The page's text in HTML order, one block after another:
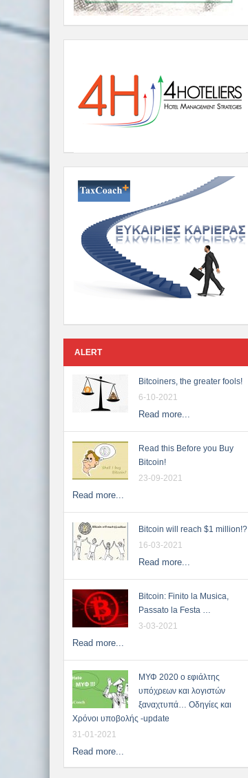
ALERT
Bitcoiners, the greater fools!
6-10-2021
Read more...
Read this Before you Buy
Bitcoin!
23-09-2021
Read more...
Bitcoin will reach $1 million!?
16-03-2021
Read more...
Bitcoin: Finito la Musica,
Passato la Festa …
3-03-2021
Read more...
ΜΥΦ 2020 ο εφιάλτης
υπόχρεων και λογιστών
ξαναχτυπά… Οδηγίες και
Χρόνοι υποβολής -update
31-01-2021
Read more...